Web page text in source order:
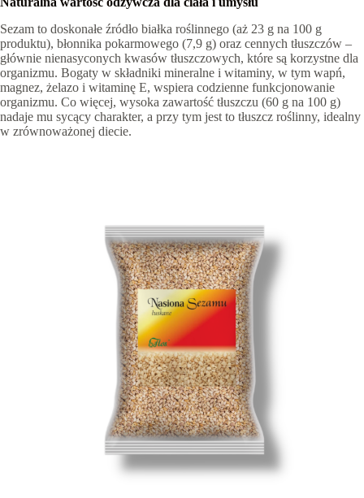
Sezam to doskonałe źródło białka roślinnego (aż 23 g na 100 g
produktu), błonnika pokarmowego (7,9 g) oraz cennych tłuszczów –
głównie nienasyconych kwasów tłuszczowych, które są korzystne dla
organizmu. Bogaty w składniki mineralne i witaminy, w tym wapń,
magnez, żelazo i witaminę E, wspiera codzienne funkcjonowanie
organizmu. Co więcej, wysoka zawartość tłuszczu (60 g na 100 g)
nadaje mu sycący charakter, a przy tym jest to tłuszcz roślinny, idealny
w zrównoważonej diecie.